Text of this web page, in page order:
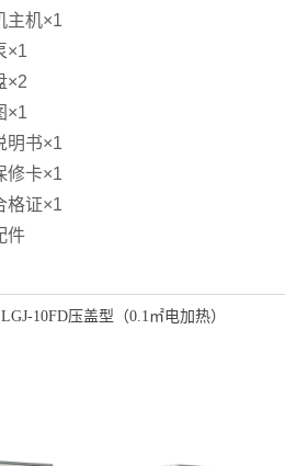
主机×1
×1
×2
×1
明书×1
修卡×1
格证×1
件
LGJ-10FD压盖型（0.1㎡电加热）